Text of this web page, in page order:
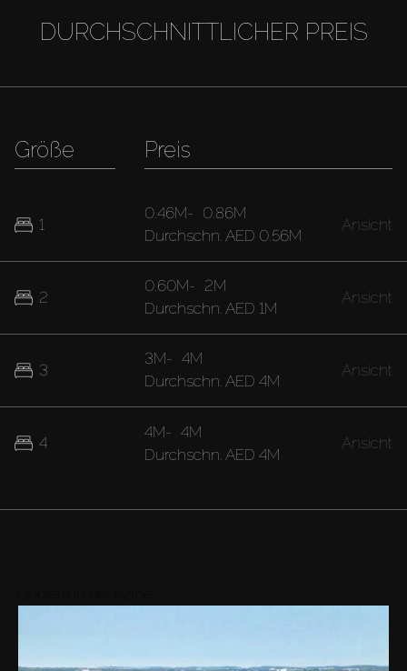
DURCHSCHNITTLICHER PREIS
Größe
1
2
3
4
Preis
0.46M- 0.86M
Durchschn. AED 0.56M
Ansicht
0.60M- 2M
Durchschn. AED 1M
Ansicht
3M- 4M
Durchschn. AED 4M
Ansicht
4M- 4M
Durchschn. AED 4M
Ansicht